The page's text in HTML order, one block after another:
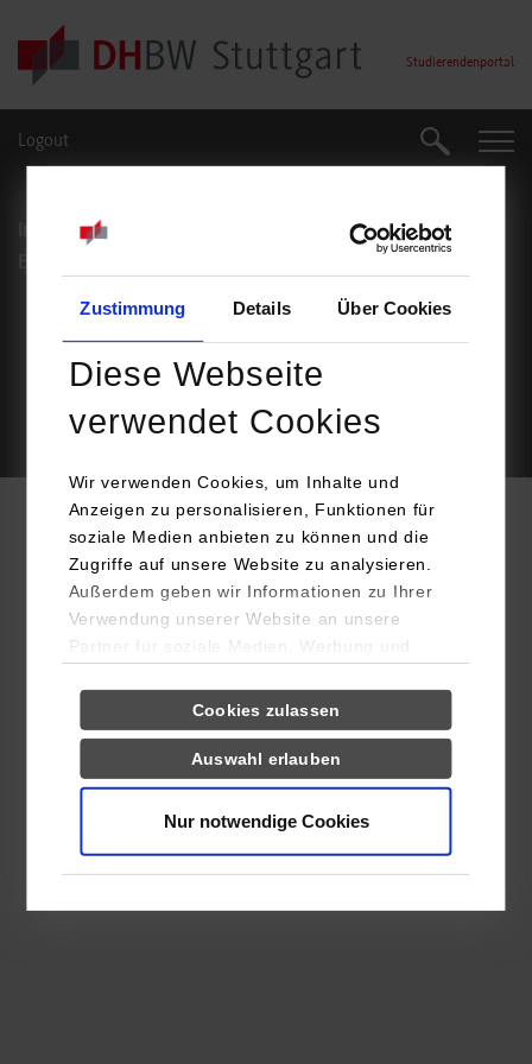
Zustimmung Details Über Cookies
Diese Webseite
verwendet Cookies
Wir verwenden Cookies, um Inhalte und
Anzeigen zu personalisieren, Funktionen für
soziale Medien anbieten zu können und die
Zugriffe auf unsere Website zu analysieren.
Außerdem geben wir Informationen zu Ihrer
Verwendung unserer Website an unsere
Partner für soziale Medien, Werbung und
YouTube, Google Maps) führen diese
Informationen möglicherweise mit weiteren
Daten zusammen, die Sie ihnen bereitgestellt
haben oder die sie im Rahmen Ihrer Nutzung
Notwendig
Präferenzen
Statistiken
Drittanbieter-Cookies (u.a.
Cookies zulassen
Auswahl erlauben
Nur notwendige Cookies
Skip to main content
Studierendenportal
Logout
Suche Suche
Footer Meta Navigation
Impressum
Datenschutz
Barrierefreiheit
© Duale Hochschule Baden-Württemberg Stuttgart